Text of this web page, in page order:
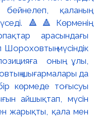
қаланың
🔺🔺Көрменің
арасындағы
мүсіндік
оның ұлы,
шығармалары да
көрмеде тоғысуы
айшықтап, мүсін
жарықты, қала мен